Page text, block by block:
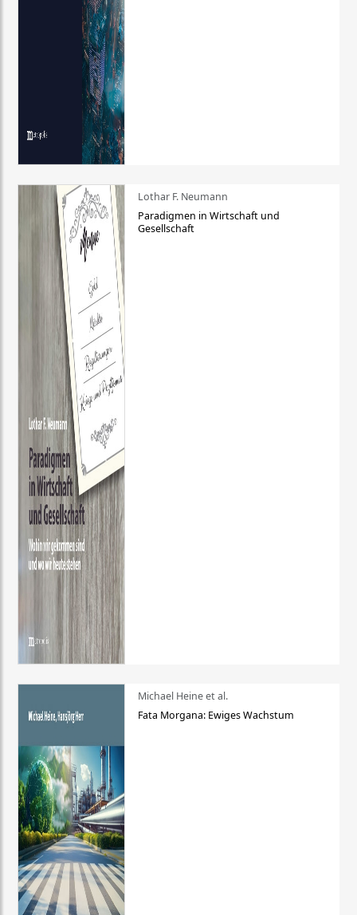
Lothar F. Neumann
Paradigmen in Wirtschaft und
Gesellschaft
Michael Heine et al.
Fata Morgana: Ewiges Wachstum